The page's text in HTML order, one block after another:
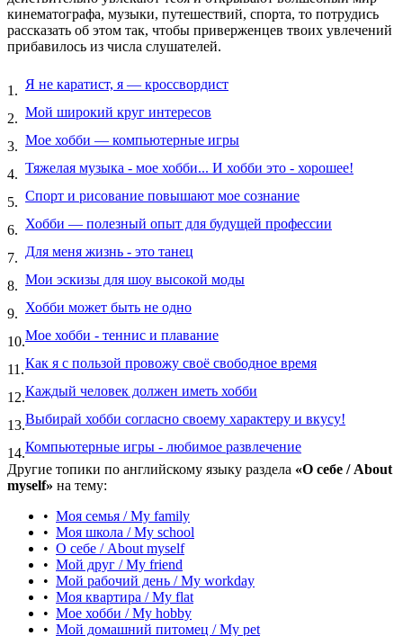
кинематографа, музыки, путешествий, спорта, то потрудись
рассказать об этом так, чтобы приверженцев твоих увлечений
прибавилось из числа слушателей.
1. Я не каратист, я — кроссвордист
2. Мой широкий круг интересов
3. Мое хобби — компьютерные игры
4. Тяжелая музыка - мое хобби... И хобби это - хорошее!
5. Спорт и рисование повышают мое сознание
6. Хобби — полезный опыт для будущей профессии
7. Для меня жизнь - это танец
8. Мои эскизы для шоу высокой моды
9. Хобби может быть не одно
10.Мое хобби - теннис и плавание
11.Как я с пользой провожу своё свободное время
12.Каждый человек должен иметь хобби
13.Выбирай хобби согласно своему характеру и вкусу!
14.Компьютерные игры - любимое развлечение
Другие топики по английскому языку раздела «О себе / About
myself» на тему:
• Моя семья / My family
• Моя школа / My school
• О себе / About myself
• Мой друг / My friend
• Мой рабочий день / My workday
• Моя квартира / My flat
• Мое хобби / My hobby
• Мой домашний питомец / My pet